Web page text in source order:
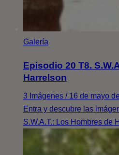
Galería
Episodio 20 T8.
Harrelson
3 Imágenes / 16 de mayo
Entra y descubre las
S.W.A.T.: Los Hombres de